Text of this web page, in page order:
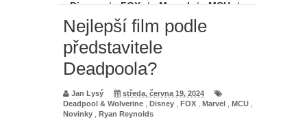
Disney
/ FOX / Marvel / MCU
/
Novinky
/ Ryan Reynolds
film podle představitele Deadpoola?
Nejlepší film podle
představitele
Deadpoola?
Jan Lysý
středa, června 19, 2024
Deadpool & Wolverine
Disney FOX Marvel MCU
Novinky
Ryan Reynolds